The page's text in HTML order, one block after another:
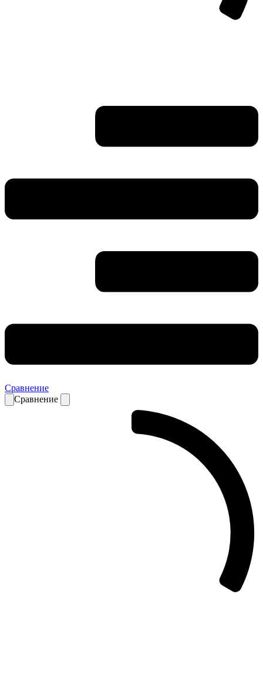
Сравнение
Сравнение